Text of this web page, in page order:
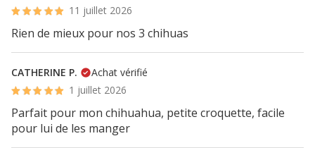
11 juillet 2026
Rien de mieux pour nos 3 chihuas
CATHERINE P.
Achat vérifié
1 juillet 2026
Parfait pour mon chihuahua, petite croquette, facile
pour lui de les manger